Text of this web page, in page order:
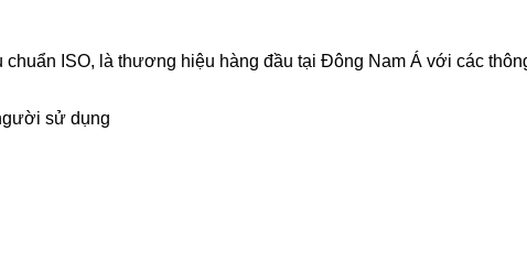
ISO, là thương hiệu hàng đầu tại Đông Nam Á với các
sử dụng